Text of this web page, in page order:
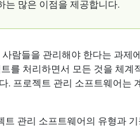
는 많은 이점을 제공합니다.
람들을 관리해야 한다는 과제
를 처리하면서 모든 것을 체계
. 프로젝트 관리 소프트웨어는
관리 소프트웨어의 유형과